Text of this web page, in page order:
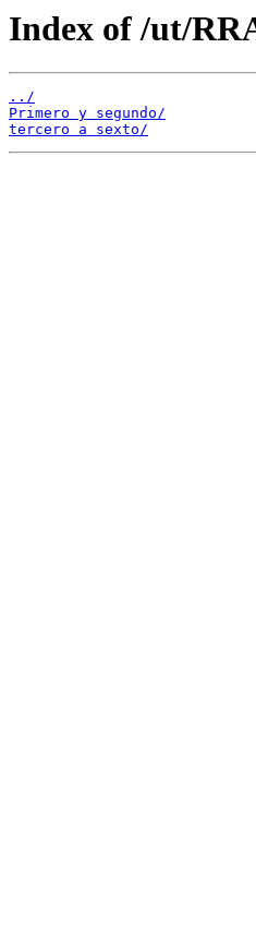
Index of /ut/
../
Primero y segundo/
tercero a sexto/